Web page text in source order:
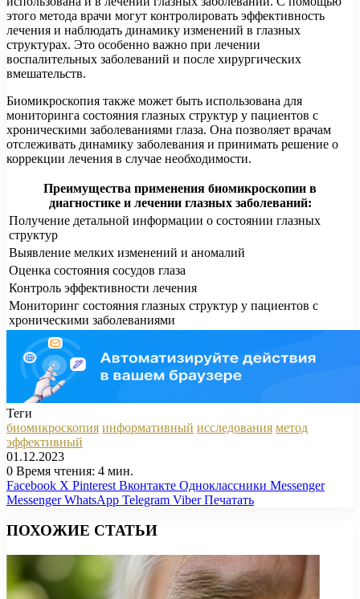
этого метода врачи могут контролировать эффективность
лечения и наблюдать динамику изменений в глазных
структурах. Это особенно важно при лечении
воспалительных заболеваний и после хирургических
вмешательств.
Биомикроскопия также может быть использована для
мониторинга состояния глазных структур у пациентов с
хроническими заболеваниями глаза. Она позволяет врачам
отслеживать динамику заболевания и принимать решение о
коррекции лечения в случае необходимости.
Преимущества применения биомикроскопии в
диагностике и лечении глазных заболеваний:
Получение детальной информации о состоянии глазных
структур
Выявление мелких изменений и аномалий
Оценка состояния сосудов глаза
Контроль эффективности лечения
Мониторинг состояния глазных структур у пациентов с
хроническими заболеваниями
Теги
биомикроскопия информативный исследования метод
эффективный
01.12.2023
0 Время чтения: 4 мин.
Facebook X Pinterest Вконтакте Одноклассники Messenger
Messenger WhatsApp Telegram Viber Печатать
ПОХОЖИЕ СТАТЬИ